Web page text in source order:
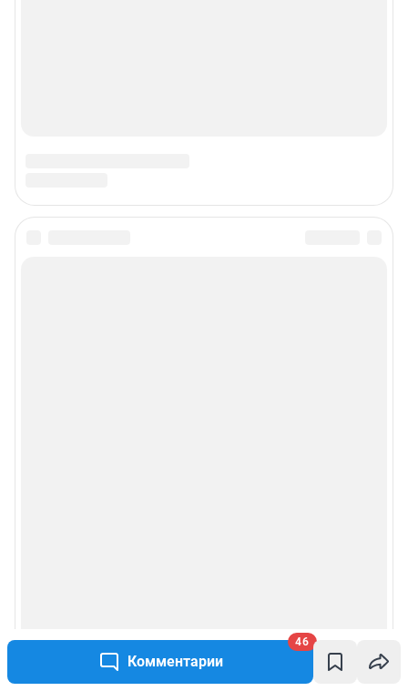
Комментарии
46